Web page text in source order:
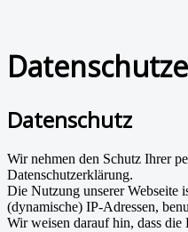
Datenschutz
Wir nehmen den Schutz Ihrer
Datenschutzerklärung.
Die Nutzung unserer Webseite
(dynamische) IP-Adressen,
Wir weisen darauf hin, dass